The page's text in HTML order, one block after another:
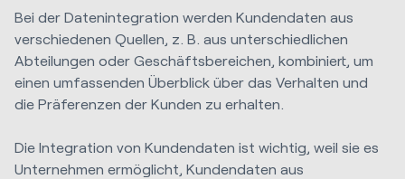
Bei der Datenintegration werden Kundendaten aus
verschiedenen Quellen, z. B. aus unterschiedlichen
Abteilungen oder Geschäftsbereichen, kombiniert, um
einen umfassenden Überblick über das Verhalten und
die Präferenzen der Kunden zu erhalten.
Die Integration von Kundendaten ist wichtig, weil sie es
Unternehmen ermöglicht, Kundendaten aus